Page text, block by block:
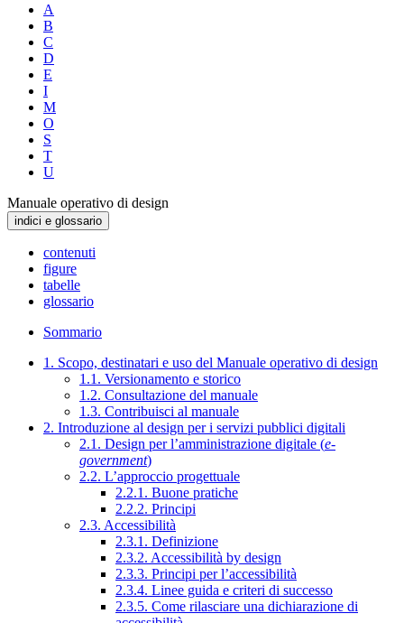
A
B
C
D
E
I
M
O
S
T
U
Manuale operativo di design
indici e glossario
contenuti
figure
tabelle
glossario
Sommario
1. Scopo, destinatari e uso del Manuale operativo di design
1.1. Versionamento e storico
1.2. Consultazione del manuale
1.3. Contribuisci al manuale
2. Introduzione al design per i servizi pubblici digitali
2.1. Design per l’amministrazione digitale (e-
government)
2.2. L’approccio progettuale
2.2.1. Buone pratiche
2.2.2. Principi
2.3. Accessibilità
2.3.1. Definizione
2.3.2. Accessibilità by design
2.3.3. Principi per l’accessibilità
2.3.4. Linee guida e criteri di successo
2.3.5. Come rilasciare una dichiarazione di